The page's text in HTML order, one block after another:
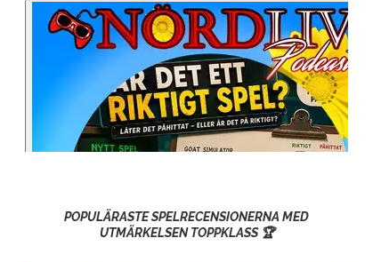
POPULÄRASTE SPELRECENSIONERNA MED
UTMÄRKELSEN TOPPKLASS 🏆